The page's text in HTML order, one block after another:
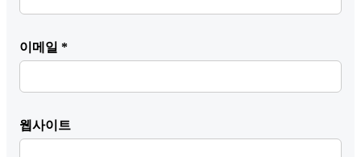
이메일 *
웹사이트